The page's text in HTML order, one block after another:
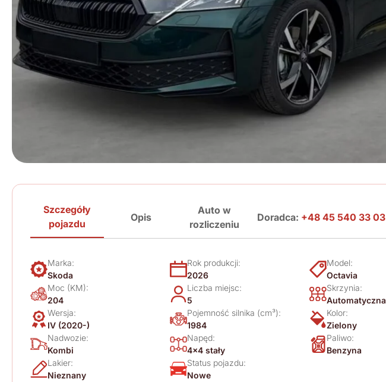
Szczegóły
pojazdu
Opis
Auto w
rozliczeniu
Doradca: +48 45 540 33 03
Marka:
Skoda
Rok produkcji:
2026
Model:
Octavia
Moc (KM):
204
Liczba miejsc:
5
Skrzynia:
Automatyczna
Wersja:
IV (2020-)
Pojemność silnika (cm³):
1984
Kolor:
Zielony
Nadwozie:
Kombi
Napęd:
4x4 stały
Paliwo:
Benzyna
Lakier:
Nieznany
Status pojazdu:
Nowe